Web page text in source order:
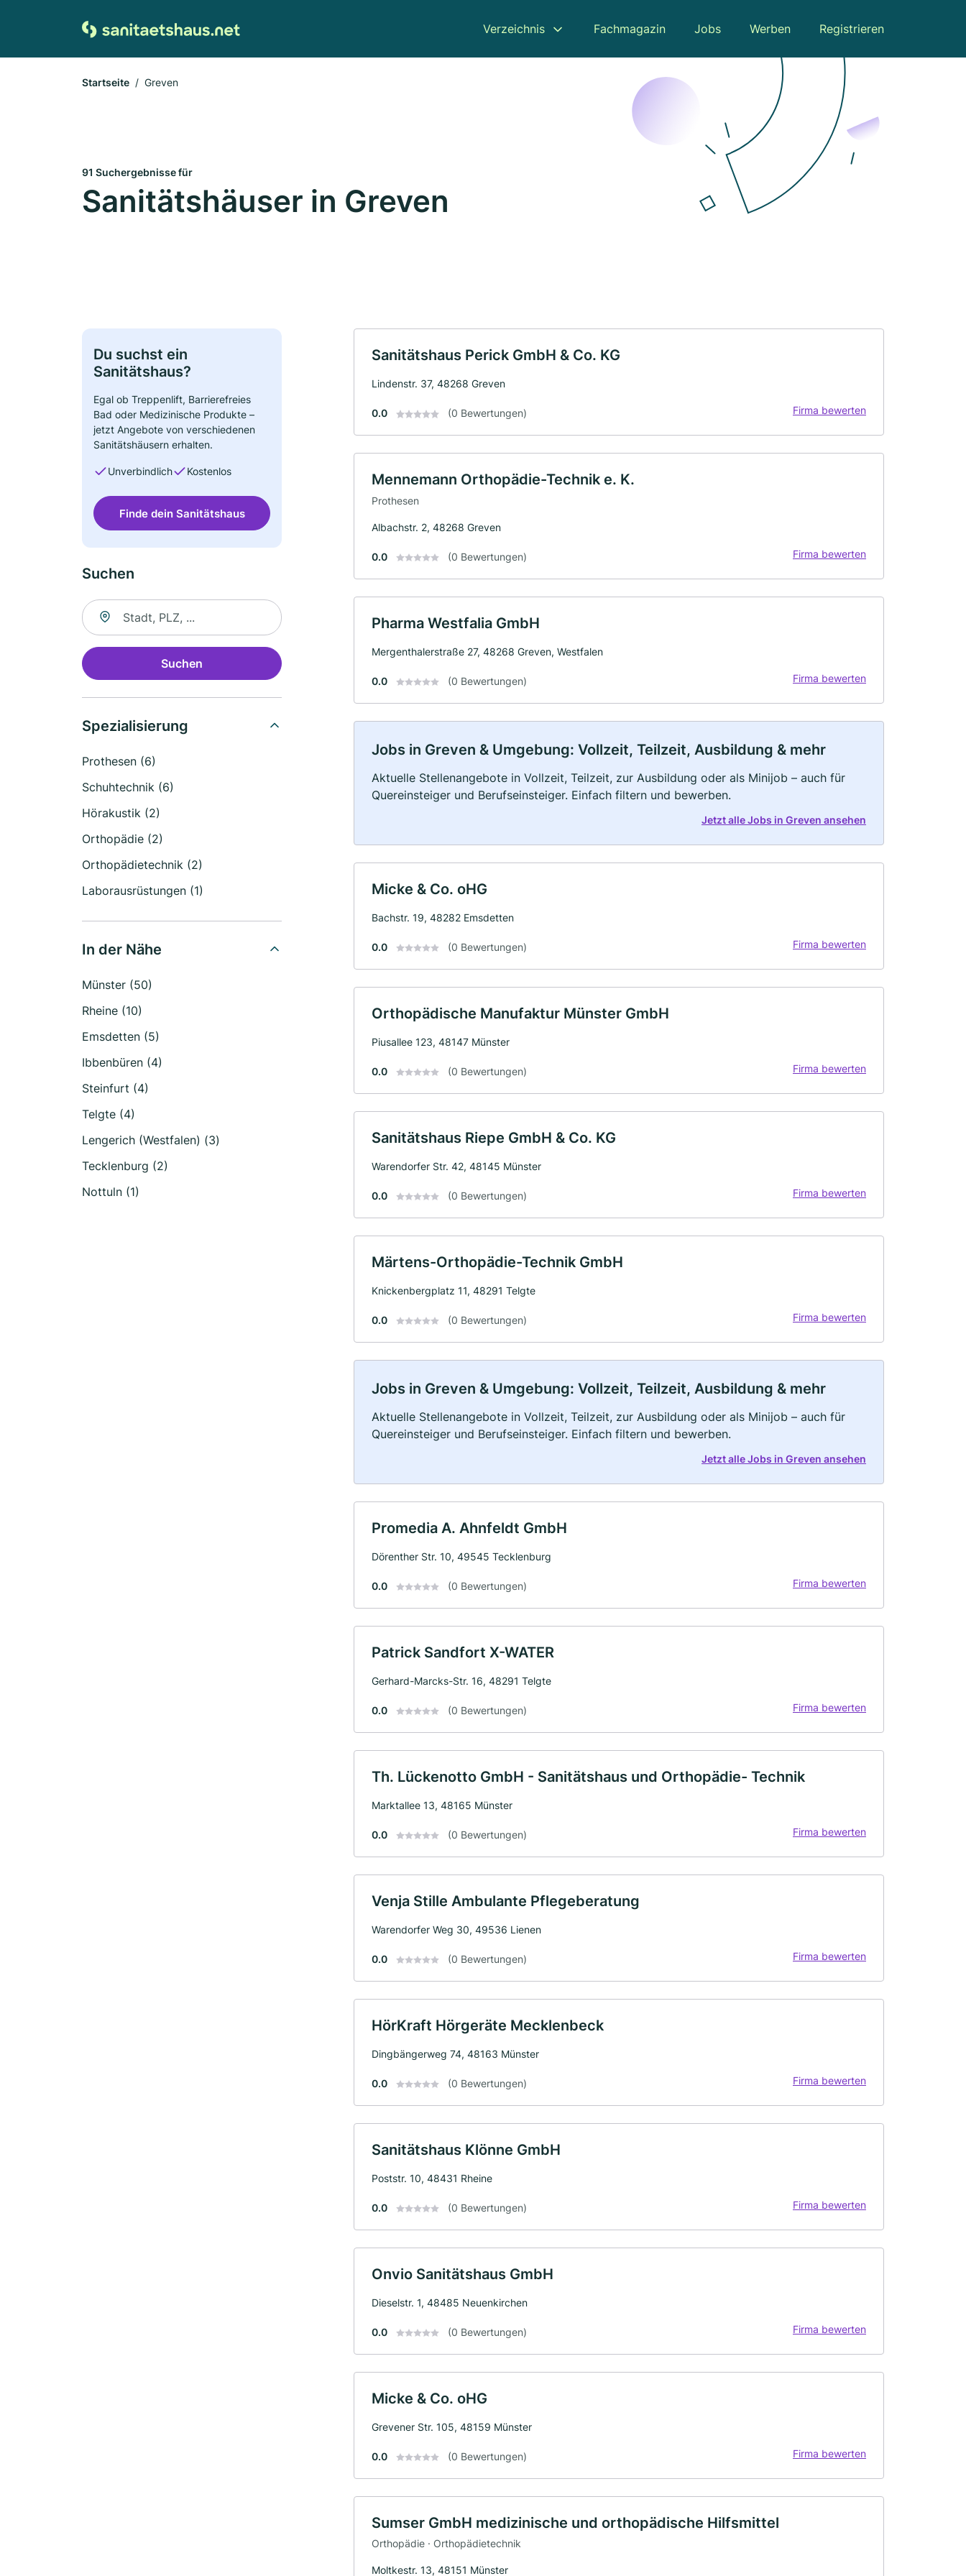
Verzeichnis Fachmagazin Jobs Werben Registrieren
Startseite Greven
91 Suchergebnisse für
Sanitätshäuser in Greven
Du suchst ein
Sanitätshaus?
Egal ob Treppenlift, Barrierefreies
Bad oder Medizinische Produkte –
jetzt Angebote von verschiedenen
Sanitätshäusern erhalten.
Unverbindlich Kostenlos
Finde dein Sanitätshaus
Suchen
Suche nach Ort
Suchen
Spezialisierung
Prothesen (6)
Schuhtechnik (6)
Hörakustik (2)
Orthopädie (2)
Orthopädietechnik (2)
Laborausrüstungen (1)
In der Nähe
Münster (50)
Rheine (10)
Emsdetten (5)
Ibbenbüren (4)
Steinfurt (4)
Telgte (4)
Lengerich (Westfalen) (3)
Tecklenburg (2)
Nottuln (1)
Sanitätshaus Perick GmbH & Co. KG
Lindenstr. 37, 48268 Greven
0.0 (0 Bewertungen) Firma bewerten
Mennemann Orthopädie-Technik e. K.
Prothesen
Albachstr. 2, 48268 Greven
0.0 (0 Bewertungen) Firma bewerten
Pharma Westfalia GmbH
Mergenthalerstraße 27, 48268 Greven, Westfalen
0.0 (0 Bewertungen) Firma bewerten
Jobs in Greven & Umgebung: Vollzeit, Teilzeit, Ausbildung & mehr
Aktuelle Stellenangebote in Vollzeit, Teilzeit, zur Ausbildung oder als Minijob – auch für
Quereinsteiger und Berufseinsteiger. Einfach filtern und bewerben.
Jetzt alle Jobs in Greven ansehen
Micke & Co. oHG
Bachstr. 19, 48282 Emsdetten
0.0 (0 Bewertungen) Firma bewerten
Orthopädische Manufaktur Münster GmbH
Piusallee 123, 48147 Münster
0.0 (0 Bewertungen) Firma bewerten
Sanitätshaus Riepe GmbH & Co. KG
Warendorfer Str. 42, 48145 Münster
0.0 (0 Bewertungen) Firma bewerten
Märtens-Orthopädie-Technik GmbH
Knickenbergplatz 11, 48291 Telgte
0.0 (0 Bewertungen) Firma bewerten
Jobs in Greven & Umgebung: Vollzeit, Teilzeit, Ausbildung & mehr
Aktuelle Stellenangebote in Vollzeit, Teilzeit, zur Ausbildung oder als Minijob – auch für
Quereinsteiger und Berufseinsteiger. Einfach filtern und bewerben.
Jetzt alle Jobs in Greven ansehen
Promedia A. Ahnfeldt GmbH
Dörenther Str. 10, 49545 Tecklenburg
0.0 (0 Bewertungen) Firma bewerten
Patrick Sandfort X-WATER
Gerhard-Marcks-Str. 16, 48291 Telgte
0.0 (0 Bewertungen) Firma bewerten
Th. Lückenotto GmbH - Sanitätshaus und Orthopädie- Technik
Marktallee 13, 48165 Münster
0.0 (0 Bewertungen) Firma bewerten
Venja Stille Ambulante Pflegeberatung
Warendorfer Weg 30, 49536 Lienen
0.0 (0 Bewertungen) Firma bewerten
HörKraft Hörgeräte Mecklenbeck
Dingbängerweg 74, 48163 Münster
0.0 (0 Bewertungen) Firma bewerten
Sanitätshaus Klönne GmbH
Poststr. 10, 48431 Rheine
0.0 (0 Bewertungen) Firma bewerten
Onvio Sanitätshaus GmbH
Dieselstr. 1, 48485 Neuenkirchen
0.0 (0 Bewertungen) Firma bewerten
Micke & Co. oHG
Grevener Str. 105, 48159 Münster
0.0 (0 Bewertungen) Firma bewerten
Sumser GmbH medizinische und orthopädische Hilfsmittel
Orthopädie · Orthopädietechnik
Moltkestr. 13, 48151 Münster